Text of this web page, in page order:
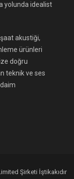
yolunda idealist
akustiği,
ürünleri
doğru
teknik ve ses
Şirketi İştikakıdır